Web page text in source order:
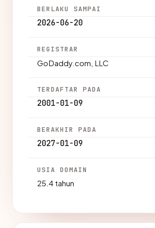
BERLAKU SAMPAI
2026-06-20
REGISTRAR
GoDaddy.com, LLC
TERDAFTAR PADA
2001-01-09
BERAKHIR PADA
2027-01-09
USIA DOMAIN
25.4 tahun